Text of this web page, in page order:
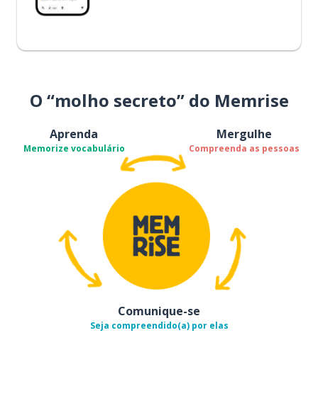
O “molho secreto” do Memrise
Aprenda
Memorize vocabulário
Mergulhe
Compreenda as pessoas
Comunique-se
Seja compreendido(a) por elas